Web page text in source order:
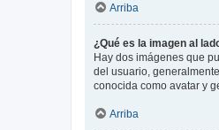
Arriba
¿Qué es la imagen al
Hay dos imágenes que
del usuario,
conocida como avatar y
Arriba